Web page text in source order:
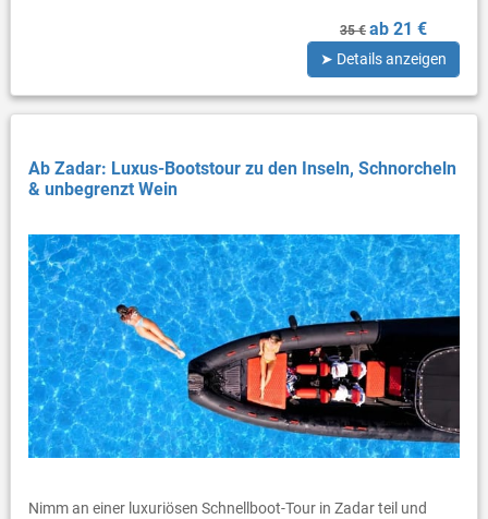
35 € ab 21 €
➤ Details anzeigen
Ab Zadar: Luxus-Bootstour zu den Inseln, Schnorcheln
& unbegrenzt Wein
Nimm an einer luxuriösen Schnellboot-Tour in Zadar teil und